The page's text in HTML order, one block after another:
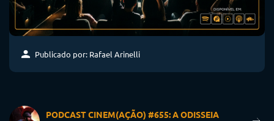
Publicado por: Rafael Arinelli
PODCAST CINEM(AÇÃO) #655: A ODISSEIA